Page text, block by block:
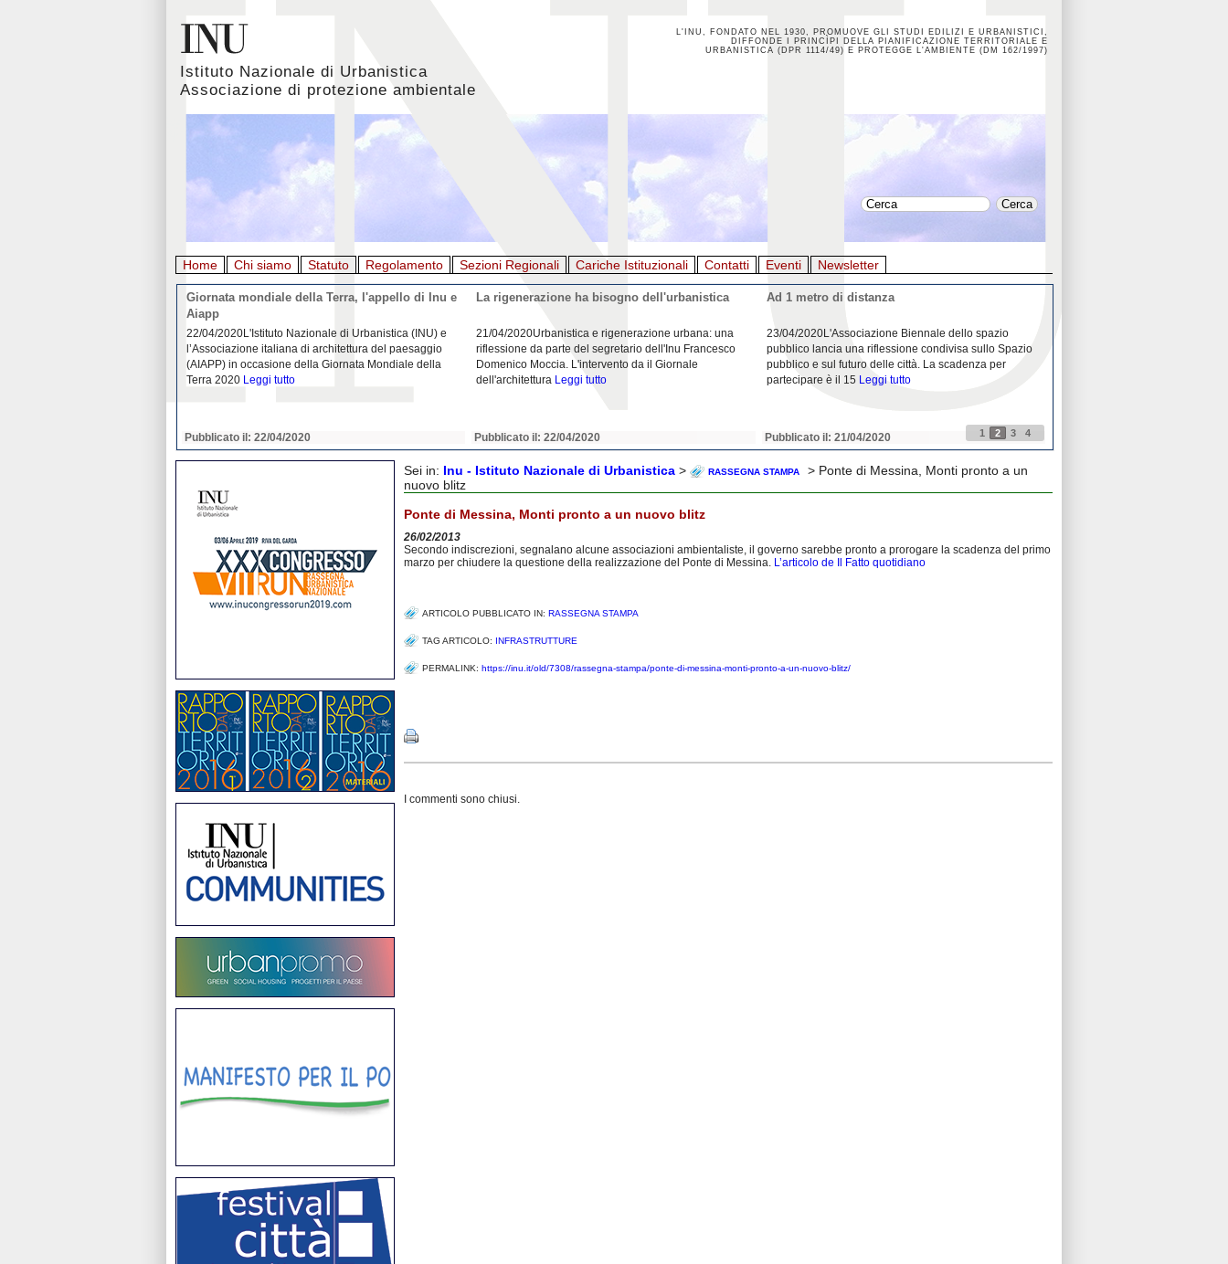
Istituto Nazionale di Urbanistica
Associazione di protezione ambientale
L'INU, FONDATO NEL 1930, PROMUOVE GLI STUDI EDILIZI E URBANISTICI,
DIFFONDE I PRINCÌPI DELLA PIANIFICAZIONE TERRITORIALE E
URBANISTICA (DPR 1114/49) E PROTEGGE L'AMBIENTE (DM 162/1997)
Home Chi siamo Statuto Regolamento Sezioni Regionali Cariche Istituzionali Contatti Eventi Newsletter
Giornata mondiale della Terra, l'appello di Inu e
Aiapp
22/04/2020L'Istituto Nazionale di Urbanistica (INU) e
l’Associazione italiana di architettura del paesaggio
(AIAPP) in occasione della Giornata Mondiale della
Terra 2020 Leggi tutto
Pubblicato il: 22/04/2020
La rigenerazione ha bisogno dell'urbanistica
21/04/2020Urbanistica e rigenerazione urbana: una
riflessione da parte del segretario dell'Inu Francesco
Domenico Moccia. L'intervento da il Giornale
dell'architettura Leggi tutto
Pubblicato il: 22/04/2020
Ad 1 metro di distanza
23/04/2020L'Associazione Biennale dello spazio
pubblico lancia una riflessione condivisa sullo Spazio
pubblico e sul futuro delle città. La scadenza per
partecipare è il 15 Leggi tutto
Pubblicato il: 21/04/2020 1 2 3 4
Sei in: Inu - Istituto Nazionale di Urbanistica > RASSEGNA STAMPA
> Ponte di Messina, Monti pronto a un
nuovo blitz
Ponte di Messina, Monti pronto a un nuovo blitz
26/02/2013
Secondo indiscrezioni, segnalano alcune associazioni ambientaliste, il governo sarebbe pronto a prorogare la scadenza del primo
marzo per chiudere la questione della realizzazione del Ponte di Messina. L’articolo de Il Fatto quotidiano
ARTICOLO PUBBLICATO IN: RASSEGNA STAMPA
TAG ARTICOLO: INFRASTRUTTURE
PERMALINK: https://inu.it/old/7308/rassegna-stampa/ponte-di-messina-monti-pronto-a-un-nuovo-blitz/
I commenti sono chiusi.